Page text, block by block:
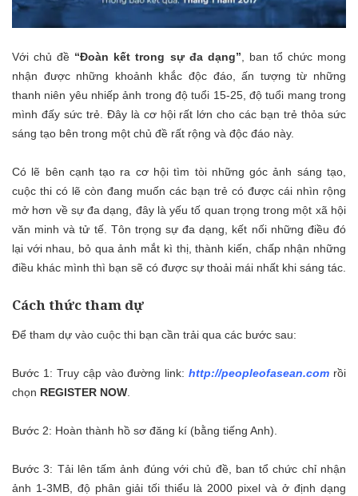
Với chủ đề “Đoàn kết trong sự đa dạng” , ban tổ chức mong
nhận được những khoảnh khắc độc đáo, ấn tượng từ những
thanh niên yêu nhiếp ảnh trong độ tuổi 15-25, độ tuổi mang trong
mình đấy sức trẻ. Đây là cơ hội rất lớn cho các bạn trẻ thỏa sức
sáng tạo bên trong một chủ đề rất rộng và độc đáo này.
Có lẽ bên cạnh tạo ra cơ hội tìm tòi những góc ảnh sáng tạo,
cuộc thi có lẽ còn đang muốn các bạn trẻ có được cái nhìn rộng
mở hơn về sự đa dạng, đây là yếu tố quan trọng trong một xã hội
văn minh và tử tế. Tôn trọng sự đa dạng, kết nối những điều đó
lại với nhau, bỏ qua ảnh mắt kì thị, thành kiến, chấp nhận những
điều khác mình thì bạn sẽ có được sự thoải mái nhất khi sáng tác.
Cách thức tham dự
Để tham dự vào cuộc thi bạn cần trải qua các bước sau:
Bước 1: Truy cập vào đường link:http://peopleofasean.com rồi
chọn REGISTER NOW.
Bước 2: Hoàn thành hồ sơ đăng kí (bằng tiếng Anh).
Bước 3: Tải lên tấm ảnh đúng với chủ đề, ban tổ chức chỉ nhận
ảnh 1-3MB, độ phân giải tối thiểu là 2000 pixel và ở định dạng